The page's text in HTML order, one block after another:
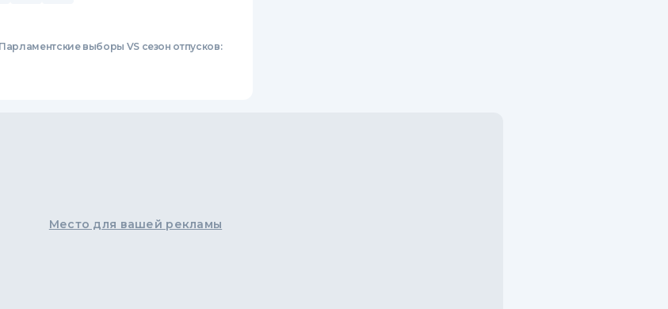
Парламентские выборы VS сезон отпусков:
Место для вашей рекламы